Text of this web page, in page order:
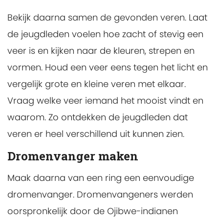
Bekijk daarna samen de gevonden veren. Laat
de jeugdleden voelen hoe zacht of stevig een
veer is en kijken naar de kleuren, strepen en
vormen. Houd een veer eens tegen het licht en
vergelijk grote en kleine veren met elkaar.
Vraag welke veer iemand het mooist vindt en
waarom. Zo ontdekken de jeugdleden dat
veren er heel verschillend uit kunnen zien.
Dromenvanger maken
Maak daarna van een ring een eenvoudige
dromenvanger. Dromenvangeners werden
oorspronkelijk door de Ojibwe-indianen